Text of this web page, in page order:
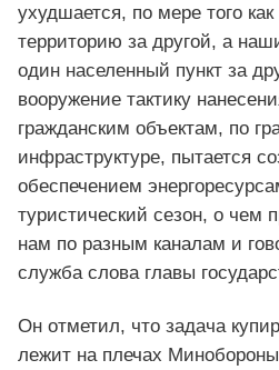
ухудшается, по мере того
территорию за другой, а
один населенный пункт за
вооружение тактику
гражданским объектам, по
инфраструктуре, пытается
обеспечением
туристический сезон, о чем
нам по разным каналам и
служба слова главы
Он отметил, что задача
лежит на плечах